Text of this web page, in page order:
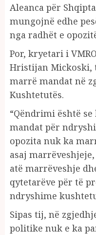
Aleanca për
mungojnë edhe
nga radhët e
Por, kryetari i
Hristijan Mickoski,
marrë mandat në
Kushtetutës.
“Qëndrimi është
mandat për
opozita nuk ka
asaj
atë marrëveshje
qytetarëve për të
ndryshime
Sipas tij, në
politike nuk e ka